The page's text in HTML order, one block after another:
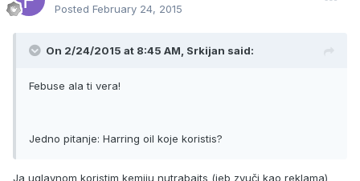
Posted February 24, 2015
On 2/24/2015 at 8:45 AM, Srkijan said:
Febuse ala ti vera!
Jedno pitanje: Harring oil koje koristis?
Ja uglavnom koristim kemiju nutrabaits (jeb zvuči kao reklama)